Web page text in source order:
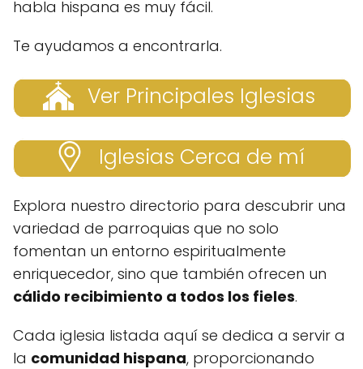
habla hispana es muy fácil.
Te ayudamos a encontrarla.
Ver Principales Iglesias
Iglesias Cerca de mí
Explora nuestro directorio para descubrir una
variedad de parroquias que no solo
fomentan un entorno espiritualmente
enriquecedor, sino que también ofrecen un
cálido recibimiento a todos los fieles.
Cada iglesia listada aquí se dedica a servir a
la comunidad hispana, proporcionando